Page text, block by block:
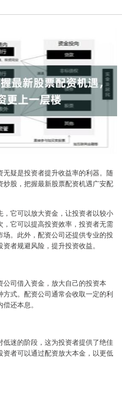
疑是投资者提升收益率的利器。随
股，把握最新股票配资机遇广安配
它可以放大资金，让投资者以较小
它可以提高投资效率，投资者无需
。此外，配资公司还提供专业的投
者规避风险，提升投资收益。
司借入资金，放大自己的投资本
式。配资公司通常会收取一定的利
还本息。
迷的阶段，这为投资者提供了绝佳
者可以通过配资放大本金，以更低